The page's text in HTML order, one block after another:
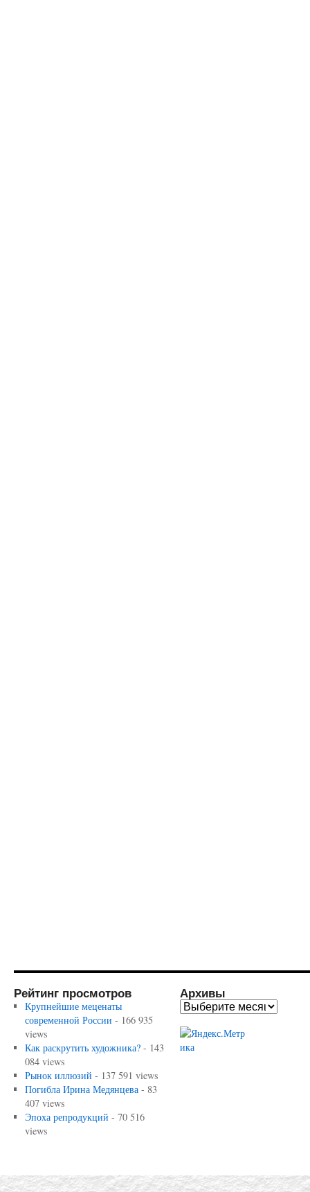
Рейтинг просмотров
Крупнейшие меценаты
современной России - 166 935
views
Как раскрутить художника?- 143
084 views
Рынок иллюзий - 137 591 views
Погибла Ирина Медянцева- 83
407 views
Эпоха репродукций - 70 516
views
Архивы